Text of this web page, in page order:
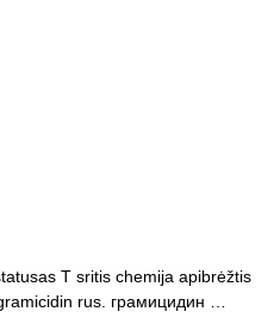
T sritis chemija apibrėžtis
rus. грамицидин …